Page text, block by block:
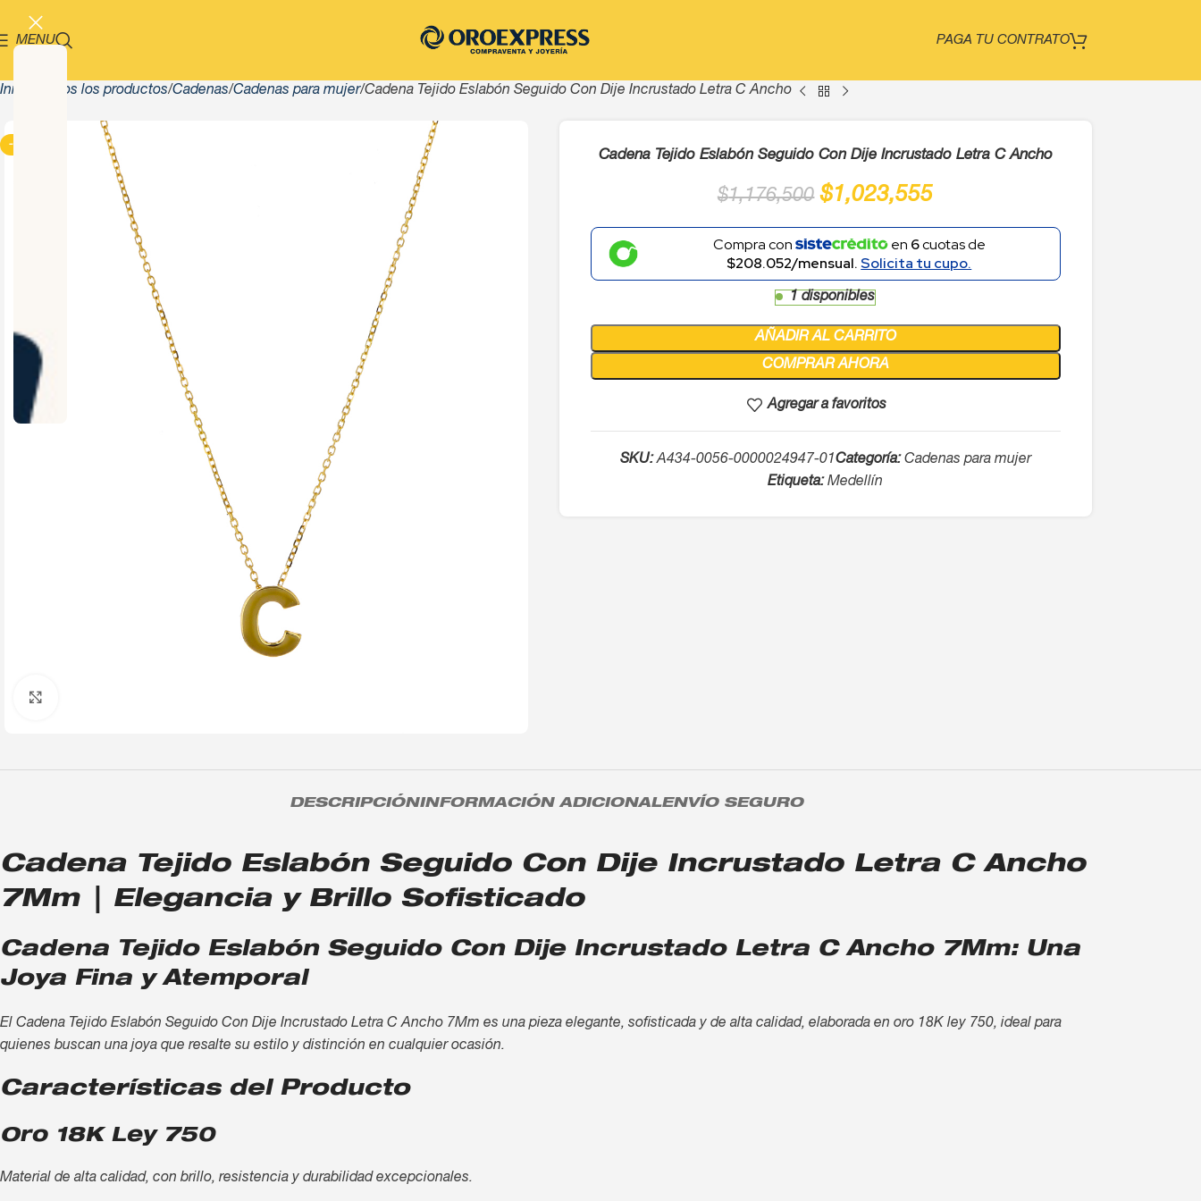
MENU PAGA TU CONTRATO
Inicio Todos los productos Cadenas Cadenas para mujer Cadena Tejido Eslabón Seguido Con Dije Incrustado Letra C Ancho
-13%
Cadena Tejido Eslabón Seguido Con Dije Incrustado Letra C Ancho
$1,176,500 $1,023,555
Compra con en 6cuotas de
$208.052/mensual.Solicita tu cupo.
1 disponibles
AÑADIR AL CARRITO
COMPRAR AHORA
Agregar a favoritos
SKU:A434-0056-0000024947-01Categoría: Cadenas para mujer
Etiqueta: Medellín
DESCRIPCIÓNINFORMACIÓN ADICIONALENVÍO SEGURO
Cadena Tejido Eslabón Seguido Con Dije Incrustado Letra C Ancho
7Mm | Elegancia y Brillo Sofisticado
Cadena Tejido Eslabón Seguido Con Dije Incrustado Letra C Ancho 7Mm: Una
Joya Fina y Atemporal
El Cadena Tejido Eslabón Seguido Con Dije Incrustado Letra C Ancho 7Mm es una pieza elegante, sofisticada y de alta calidad, elaborada en oro 18K ley 750, ideal para
quienes buscan una joya que resalte su estilo y distinción en cualquier ocasión.
Características del Producto
Oro 18K Ley 750
Material de alta calidad, con brillo, resistencia y durabilidad excepcionales.